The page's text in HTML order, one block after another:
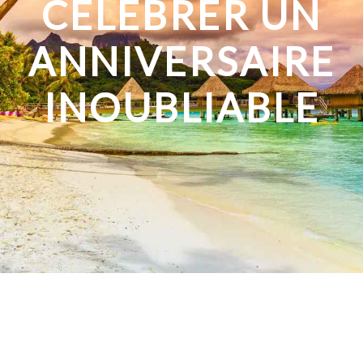
CÉLÉBRER UN
ANNIVERSAIRE
INOUBLIABLE